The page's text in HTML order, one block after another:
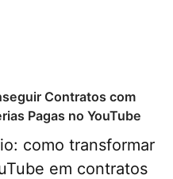
Contratos com
Pagas no YouTube
como transformar
em contratos